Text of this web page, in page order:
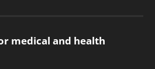
medical and health